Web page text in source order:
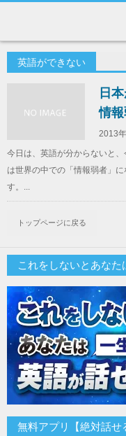
英語ができない
日
情報
2013
今日は、英語が分からないと
は世界の中での「情報弱者」
す。...
トップページに戻る
これをしないとあなた
無料アプリ【絶対話せ